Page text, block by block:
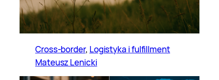
Cross-border, Logistyka i fulfillment
Mateusz Lenicki